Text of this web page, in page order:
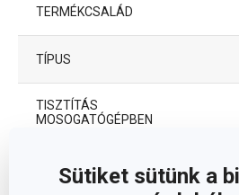
Sütiket sütünk a
TERMÉKCSALÁD
TÍPUS
TISZTÍTÁS
MOSOGATÓGÉPBEN